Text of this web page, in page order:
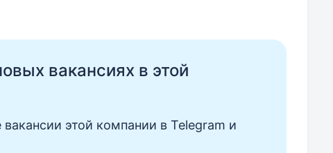
вакансиях в этой
этой компании в Telegram и